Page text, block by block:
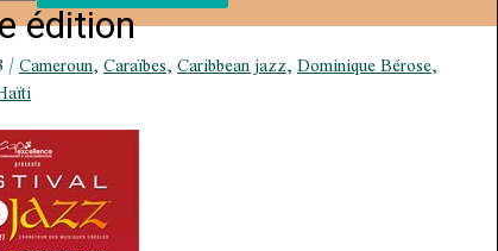
édition
/Cameroun,Caraïbes,Caribbean jazz,Dominique Bérose,